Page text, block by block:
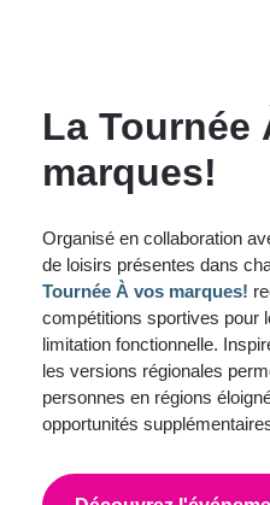
La Tournée
marques!
Organisé en collaboration
de loisirs présentes dans
Tournée À vos marques!
compétitions sportives pour
limitation fonctionnelle.
les versions régionales
personnes en régions
opportunités